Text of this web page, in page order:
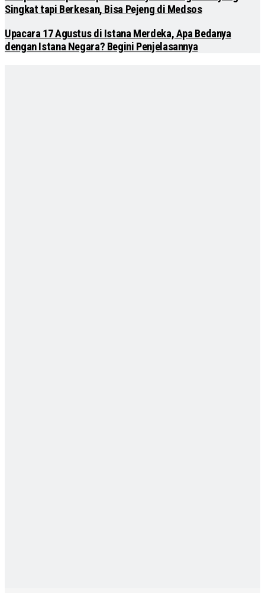
Singkat tapi Berkesan, Bisa Pejeng di Medsos
Upacara 17 Agustus di Istana Merdeka, Apa Bedanya
dengan Istana Negara? Begini Penjelasannya